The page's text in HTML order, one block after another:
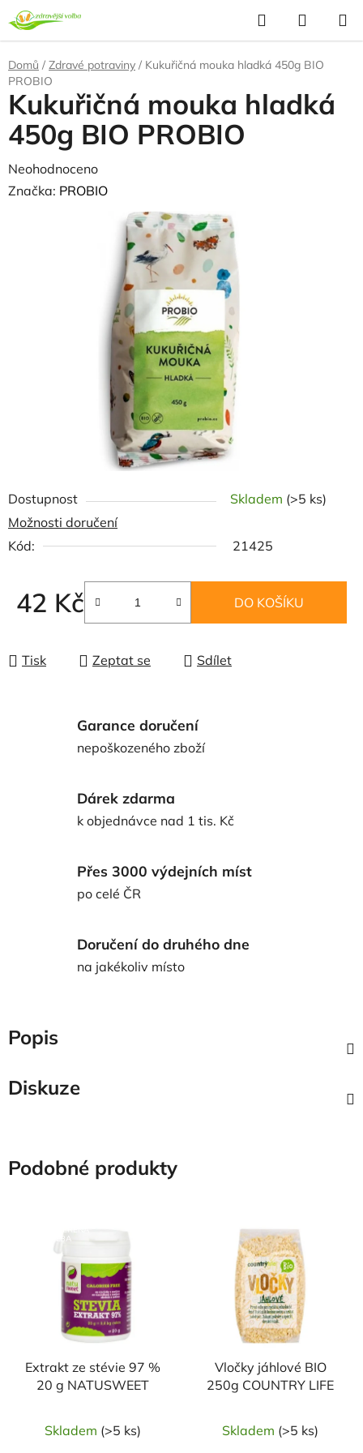
Přejít
na
obsah
Hledat
KOŠÍK
Domů / Zdravé potraviny / Kukuřičná mouka hladká 450g BIO
PROBIO
Dostupnost Skladem (>5 ks)
Možnosti doručení
Kód:
21425
42 Kč
Měrná cena:
DO KOŠÍKU
Tisk Zeptat se Sdílet
Kukuřičná mouka hladká
450g BIO PROBIO
Průměrné
hodnocení
Neohodnoceno
Značka: PROBIO
Garance doručení
nepoškozeného zboží
Dárek zdarma
k objednávce nad 1 tis. Kč
Přes 3000 výdejních míst
po celé ČR
Doručení do druhého dne
na jakékoliv místo
Popis
Diskuze
Podobné produkty
NAŠE OVĚŘENÁ
VOLBA
Extrakt ze stévie 97 %
20 g NATUSWEET
Skladem (>5 ks)
Vločky jáhlové BIO
250g COUNTRY LIFE
Skladem (>5 ks)